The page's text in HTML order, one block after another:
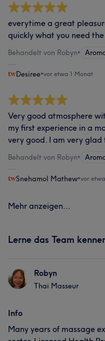
everytime a great
quickly what you need
Behandelt von Robyn•
Desiree•vor etwa 1 Monat
Very good atmosphere
my first experience in a
very good. I am very
Behandelt von Robyn•
Snehamol Mathew•vor
Mehr anzeigen...
Lerne das Team
Robyn
Thai Masseur
Info
Many years of massage